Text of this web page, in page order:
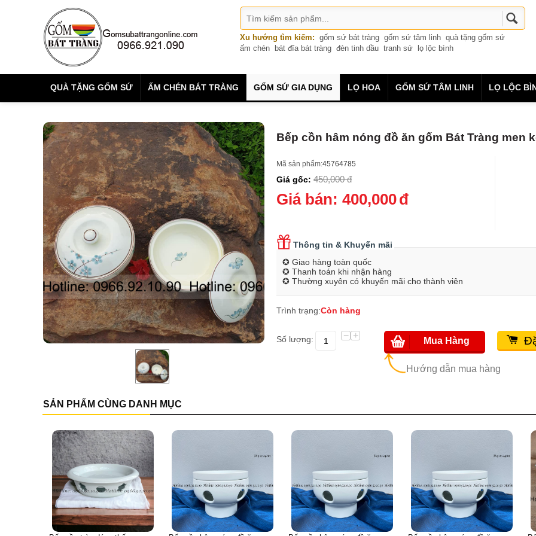
Xu hướng tìm kiếm: gốm sứ bát tràng gốm sứ tâm linh quà tặng gốm sứ
ấm chén
bát đĩa bát tràng đèn tinh dầu tranh sứ lọ lộc bình
QUÀ TẶNG GỐM SỨ ẤM CHÉN BÁT TRÀNG GỐM SỨ GIA DỤNG LỌ HOA GỐM SỨ TÂM LINH LỌ LỘC
Bếp cồn hâm nóng đồ ăn gốm Bát Tràng men
Mã sản phẩm:45764785
Giá gốc: 450,000 đ
Giá bán: 400,000đ
Thông tin & Khuyến mãi
✪ Giao hàng toàn quốc
✪ Thanh toán khi nhận hàng
✪ Thường xuyên có khuyến mãi cho thành viên
Trình trạng:Còn hàng
Số lượng: +
−
Hướng dẫn mua hàng
Mua Hàng
SẢN PHẨM CÙNG DANH MỤC